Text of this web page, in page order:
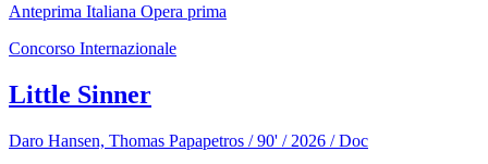
Anteprima Italiana Opera prima
Concorso Internazionale
Little Sinner
Daro Hansen, Thomas Papapetros / 90' / 2026 / Doc